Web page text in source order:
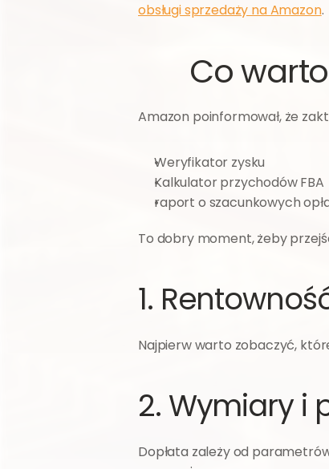
obsługi sprzedaży na Amazon.
Co
Amazon poinformował, że
Weryfikator zysku
Kalkulator przychodów FBA
raport o szacunkowych
To dobry moment, żeby
1.
Najpierw warto zobaczyć,
2. Wymiary i
Dopłata zależy od